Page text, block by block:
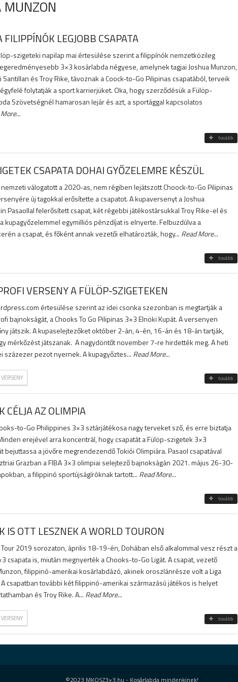
MUNZON
FILIPPÍNÓK LEGJOBB CSAPATA
szigeteki napilap mai értesülése szerint a filippínók nemzetközileg
3×3 kosárlabda négyese, amelynek tagjai Joshua Munzon,
Santillan és Troy Rike, távoznak a Coock-to-Go Pilipinas csapatából, terveik
folytatják a sport karrierjüket. Oka, hogy szerződésük a Fülöp-
Szövetségnél hamarosan lejár és azt, a sportággal kapcsolatos
...
tovább
CSAPATA DOHAI GYŐZELEMRE KÉSZÜL
válogatott a 2020-as, nem régiben lejátszott Choock-to-Go Pilipinas
új tagokkal erősítette a csapatot. A kupaversenyt a Joshua
Pasaollal felerősített csapat, két régebbi játékostársukkal Troy Rike-el és
kupagyőzelemmel egymilliós pénzdíjat is elnyerte. Felbuzdúlva a
a csapat, és főként annak vezetői elhatározták, hogy... Read More...
tovább
VERSENY A FÜLÖP-SZIGETEKEN
értesülése szerint az idei csonka szezonban is megtartják a
bajnokságát, a Chooks To Go Pilipinas 3×3 Elnöki Kupát. A versenyen
játszik. A kupaselejtezőket október 2-án, 4-én, 16-án és 18-án tartják,
mérkőzést játszanak. A nagydöntőt november 7-re hirdették meg. A heti
százezer pezot nyernek. A kupagyőztes... Read More...
VERSENY tovább
CÉLJA AZ OLIMPIA
to-Go Philippines 3×3 sztárjátékosa nagy terveket sző, és erre biztatja
erejével arra koncentrál, hogy csapatát a Fülöp-szigetek 3×3
bejuttassa a jövőre megrendezendő Tokiói Olimpiára. Pasaol csapatával
Grazban a FIBA 3×3 olimpiai selejtező bajnokságán 2021. május 26-30-
a filippinó sportújságíróknak tartott... Read More...
tovább
IS OTT LESZNEK A WORLD TOURON
Tour 2019 sorozaton, április 18-19-én, Dohában első alkalommal vesz részt a
csapata is, miután megnyerték a Chooks-to-Go Ligát. A csapat, vezető
filippinó-amerikai kosárlabdázó, akinek oroszlánrésze volt a Liga
csapatban további két filippinó-amerikai származású játékos is helyet
és Troy Rike. A... Read More...
VERSENY tovább
©2023 MKOSZ3×3.hu - Kosárlabda mindenkinek!